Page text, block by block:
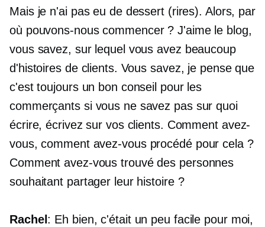
Mais je n'ai pas eu de dessert (rires). Alors, par
où pouvons-nous commencer ? J'aime le blog,
vous savez, sur lequel vous avez beaucoup
d'histoires de clients. Vous savez, je pense que
c'est toujours un bon conseil pour les
commerçants si vous ne savez pas sur quoi
écrire, écrivez sur vos clients. Comment avez-
vous, comment avez-vous procédé pour cela ?
Comment avez-vous trouvé des personnes
souhaitant partager leur histoire ?
Rachel : Eh bien, c'était un peu facile pour moi,